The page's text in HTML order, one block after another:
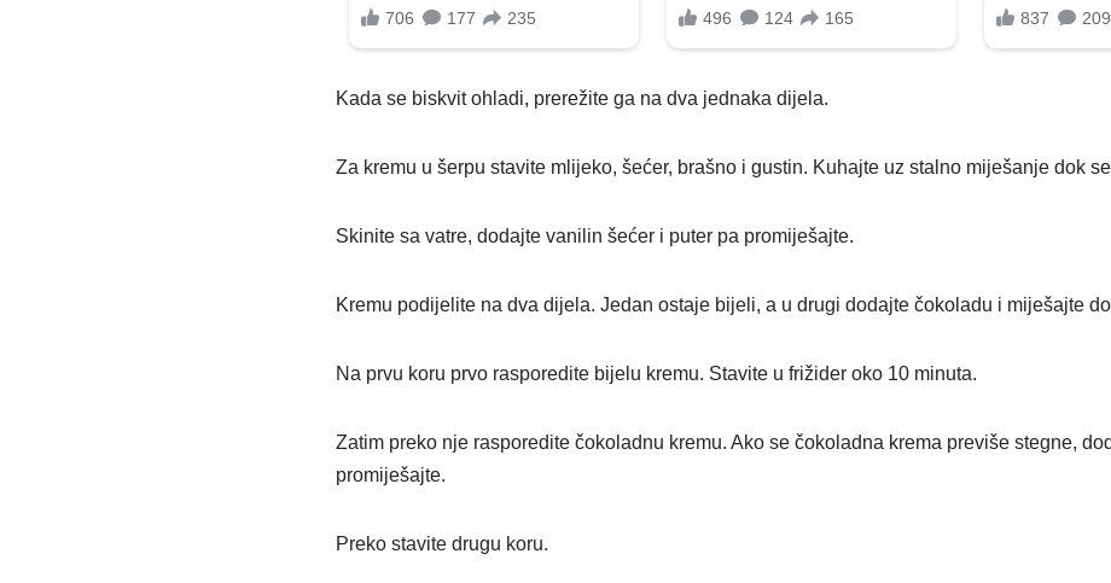
Kada se biskvit ohladi, prerežite ga na dva jednaka dijela.
Za kremu u šerpu stavite mlijeko, šećer, brašno i gustin. Kuhajte uz stalno miješanje dok
Skinite sa vatre, dodajte vanilin šećer i puter pa promiješajte.
Kremu podijelite na dva dijela. Jedan ostaje bijeli, a u drugi dodajte čokoladu i miješajte
Na prvu koru prvo rasporedite bijelu kremu. Stavite u frižider oko 10 minuta.
Zatim preko nje rasporedite čokoladnu kremu. Ako se čokoladna krema previše stegne,
promiješajte.
Preko stavite drugu koru.